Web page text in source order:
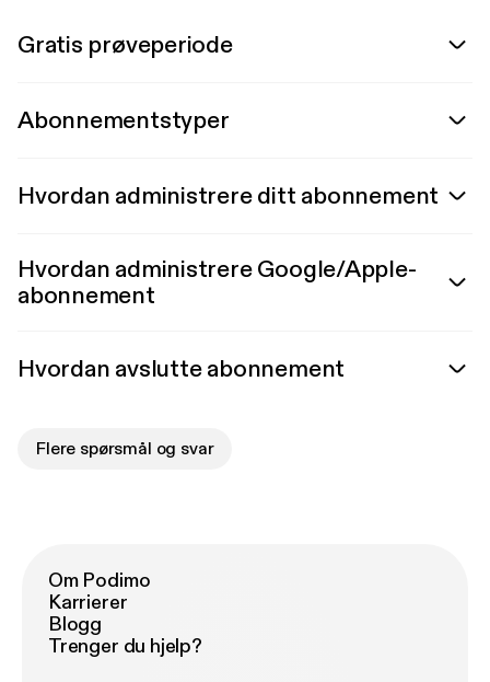
Gratis prøveperiode
Abonnementstyper
Hvordan administrere ditt abonnement
Hvordan administrere Google/Apple-
abonnement
Hvordan avslutte abonnement
Flere spørsmål og svar
Om Podimo
Karrierer
Blogg
Trenger du hjelp?